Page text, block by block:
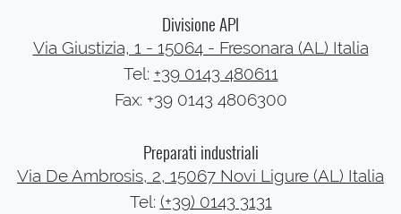
Divisione API
Via Giustizia, 1 - 15064 - Fresonara (AL) Italia
Tel: +39 0143 480611
Fax: +39 0143 4806300
Preparati industriali
Via De Ambrosis, 2, 15067 Novi Ligure (AL) Italia
Tel: (+39) 0143 3131